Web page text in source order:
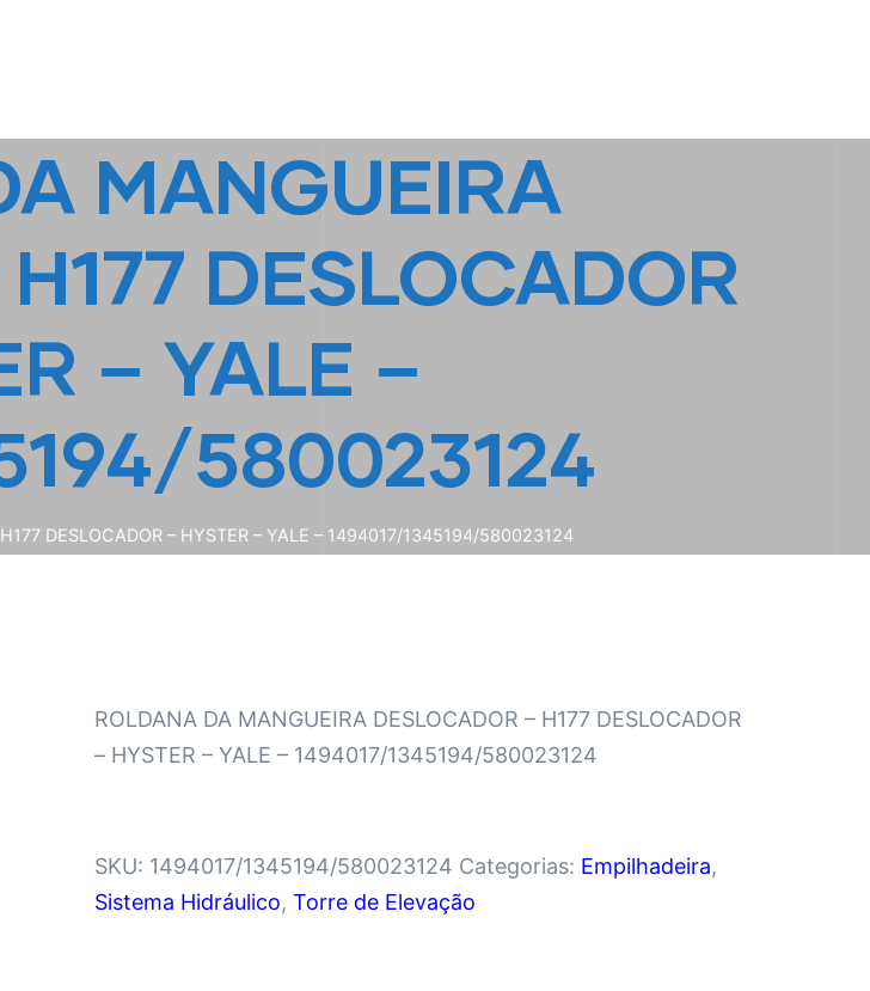
MANGUEIRA
DESLOCADOR
– YALE –
580023124
DESLOCADOR – HYSTER – YALE – 1494017/1345194/580023124
ROLDANA DA MANGUEIRA DESLOCADOR – H177 DESLOCADOR
– HYSTER – YALE – 1494017/1345194/580023124
SKU: 1494017/1345194/580023124 Categorias: Empilhadeira,
Sistema Hidráulico, Torre de Elevação